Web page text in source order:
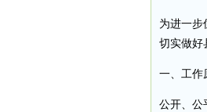
为进一步
切实做好
一、工作
公开、公